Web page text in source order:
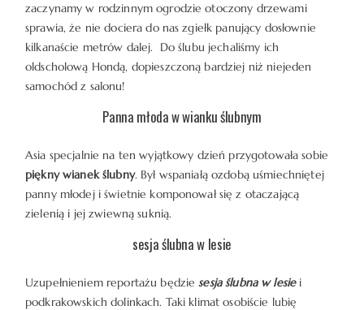
zaczynamy w rodzinnym ogrodzie otoczony drzewami
sprawia, że nie dociera do nas zgiełk panujący dosłownie
kilkanaście metrów dalej. Do ślubu jechaliśmy ich
oldscholową Hondą, dopieszczoną bardziej niż niejeden
samochód z salonu!
Panna młoda w wianku ślubnym
Asia specjalnie na ten wyjątkowy dzień przygotowała sobie
piękny wianek ślubny. Był wspaniałą ozdobą uśmiechniętej
panny młodej i świetnie komponował się z otaczającą
zielenią i jej zwiewną suknią.
sesja ślubna w lesie
Uzupełnieniem reportażu będziesesja ślubna w lesiei
podkrakowskich dolinkach. Taki klimat osobiście lubię
PORTFOLIO
O MNIE
WARSZTATY
KONTAKT